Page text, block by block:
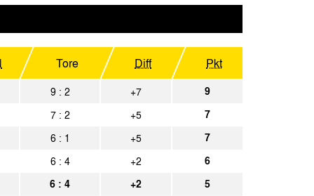
Spielbericht
Spielbericht
Spielbericht
Spielbericht
Spielbericht
Tore Diff Pkt
9 : 2 +7 9
7 : 2 +5 7
6 : 1 +5 7
6 : 4 +2
6
6 : 4 +2 5